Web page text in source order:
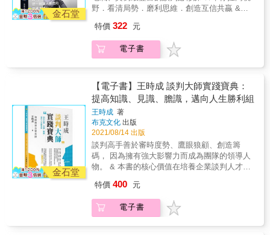
被宰。」生活是一連串的談判：不論是買車、
加薪、購屋、重談租金，或是與另一半商量事
情，本書將協助你創造成功協商。
恢復理智與平衡。控制自己的行為、恢復理智
將自己抽離當下的情境與情緒，從宏觀的視角
觀察現在的局勢。如此一來就能讓自己冷靜，
並專注在如何達成目標。準備好最佳替代方
衡後，你也要讓對方冷靜。你必須化解他的負
面情緒，消除他的防備、恐懼、懷疑和敵意。
傾聽對方，理解對方，卸下對方的戒備，創造
有利談判的氣氛。 & ◎第三步：不要拒絕，改
變遊戲規則 當你創造了有利的談判氣氛後，你
需要避免再次衝突。讓對方專注在滿足雙方的
利益，並且尋找達成雙方目標的方法。你必須
改變遊戲規則，突破築起的高牆、轉移攻擊，
然後破解對方詭計。 & ◎第四步：不要施壓，
搭建一座金橋 當你讓對方放下戒心，專注於進
引導他讓雙方達成具體的協議。你要在你們的
利益之間，橫跨鴻溝，打造一座橋樑，並引導
對方過橋。你要保住對方的顏面，並讓成果看
不斷受邀在各公民營企業主講談判課程。他將
多年的研究，以及在各界教學、交流的經驗，
正統理論為內容骨幹，將中國傳統兵學化為血
肉，拆解談判發生的條件與組成元素，並提供
豐富實例。從外交到兩岸、到商業、到勞資，
則，增加國際視野，提升戰略位置，獲得洞悉
情勢的談判智慧。 & 從精采實例中帶出戰術，
讓你迅速貫通，真正學到談判的精髓： & ‧為什
麼欠對方一份情，反而有助雙方關係？ ‧有哪種
個性的人是不適合參加談判的？ ‧當你居於弱
勢，該出什麼「妙招」才能讓強者讓步? ‧為什
麼刻意引爆衝突，反而能成為談判的切入點？ ‧
為什麼超級房仲每次接到委託案，都要對方先
問題」變成「大家的問題」，化解僵局？ ‧會吵
的小孩有糖吃，但要抓準時機。這和北韓藉由
擁核創造籌碼，有何相通之處？ ‧川普時代的財
政部長穆努欽，如何代表自認天下最會談判的
總統，和民主黨打交道？ & ●談判無處不在 不
金石堂
野．看清局勢．磨利思維．創造互信共贏 &
做大， 使所有的衝突都像和風細雨一樣，輕鬆
解決。』──劉必榮 & 找工作、談薪資、商業合
作、人際衝突、看懂國際情勢&hellip;&hellip;
談判的殿堂， 貫通理論與實務，成為遊刃有餘
的談判高手！ & 談判不只是技巧，它也是一種
思維方式，更是一種「贏者不全贏、輸者不全
輸」的素養。談判不只是用來殺價或買賣，更
多的時候，它在幫我們建立關係、解決衝突，
為事情找到最佳解方。學習談判，就是學習雙
贏的做法。 & 劉必榮教授專研談判理論，並致
力於談判觀念與談判藝術的推廣。30餘年來，
不斷受邀在各公民營企業主講談判課程。他將
多年的研究，以及在各界教學、交流的經驗，
正統理論為內容骨幹，將中國傳統兵學化為血
肉，拆解談判發生的條件與組成元素，並提供
豐富實例。從外交到兩岸、到商業、到勞資，
特價 322 元
電子書
金石堂
【電子書】王時成 談判大師實踐寶典：
提高知識、見識、膽識，邁向人生勝利組
王時成 著
布克文化 出版
2021/08/14 出版
談判高手善於審時度勢、鷹眼狼顧、創造籌
碼， 因為擁有強大影響力而成為團隊的領導人
物。 & 本書的核心價值在培養企業談判人才，
力：【談判力】。 & 海峽兩岸企管名師 &王時
成 &畢生所學 傾囊相授 & & 政治、商務、職
場、社會、家族、夫妻、親子、朋友、採購、
特價 400 元
電子書